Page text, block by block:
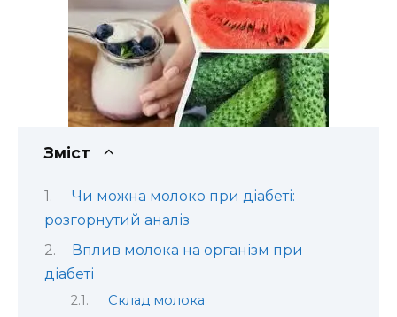
Зміст
Чи можна молоко при діабеті:
розгорнутий аналіз
Вплив молока на організм при
діабеті
Склад молока